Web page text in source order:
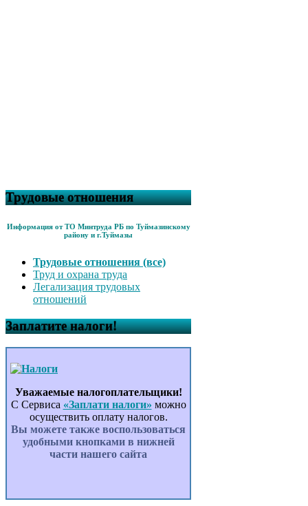
Трудовые отношения
Информация от ТО Минтруда РБ по Туймазинскому
району и г.Туймазы
Трудовые отношения (все)
Труд и охрана труда
Легализация трудовых
отношений
Заплатите налоги!
Уважаемые налогоплательщики!
С Сервиса «Заплати налоги» можно
осуществить оплату налогов.
Вы можете также воспользоваться
удобными кнопками в нижней
части нашего сайта